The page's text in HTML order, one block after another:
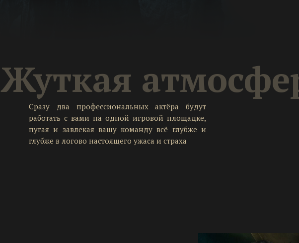
Сразу два профессиональных актёра будут
работать с вами на одной игровой площадке,
пугая и завлекая вашу команду всё глубже и
глубже в логово настоящего ужаса и страха
Жуткая